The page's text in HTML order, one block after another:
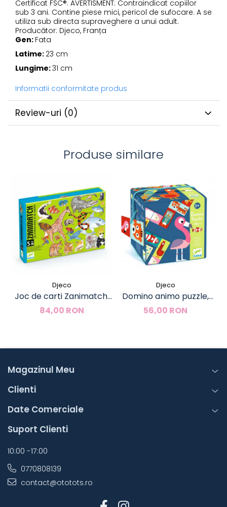
Certificat FSC®. AVERTISMENT: Contraindicat copiilor
sub 3 ani. Contine piese mici, pericol de sufocare. A se
utiliza sub directa supraveghere a unui adult.
Producător: Djeco, Franța
Gen: Fata
Latime: 23 cm
Lungime:31 cm
Informatii conformitate produs
Review-uri (0)
Produse similare
Djeco
Joc de carti Zanimatch,
Djeco
84,00 RON
Djeco
Domino animo puzzle,
Djeco
56,00 RON
Magazinul Meu
Clienti
Date Comerciale
Suport Clienti
10:00 -17:00
0770808139
contact@ototots.ro